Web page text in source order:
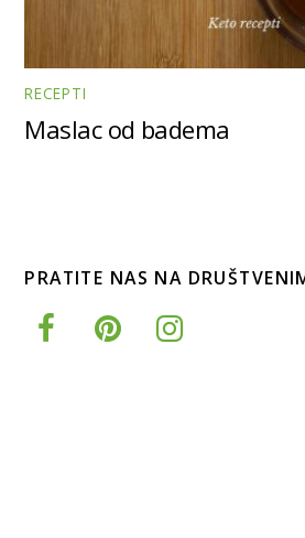
RECEPTI
Maslac od badema
PRATITE NAS NA